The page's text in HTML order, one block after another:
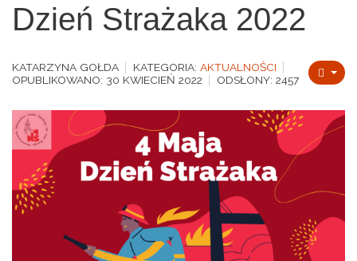
Dzień Strażaka 2022
KATARZYNA GOŁDA KATEGORIA: AKTUALNOŚCI
OPUBLIKOWANO: 30 KWIECIEŃ 2022
ODSŁONY: 2457